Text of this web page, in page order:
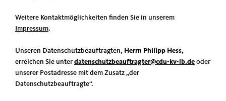
Weitere Kontaktmöglichkeiten finden Sie in unserem
Impressum.
Unseren Datenschutzbeauftragten, Herrn Philipp Hess,
erreichen Sie unter datenschutzbeauftragter@cdu-kv-lb.de oder
unserer Postadresse mit dem Zusatz „der
Datenschutzbeauftragte“.